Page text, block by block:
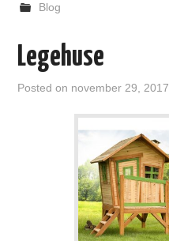
Blog
Legehuse
Posted on november 29, 2017